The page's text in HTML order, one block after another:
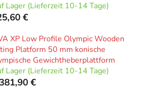
Lager (Lieferzeit 10-14 Tage)
€
XP Low Profile Olympic Wooden
Platform 50 mm konische
Gewichtheberplattform
Lager (Lieferzeit 10-14 Tage)
€